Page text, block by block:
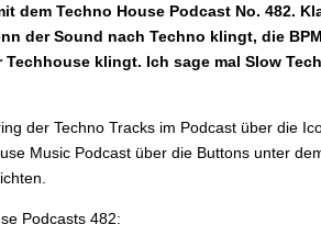
dem Techno House Podcast No. 482.
der Sound nach Techno klingt, die
klingt. Ich sage mal Slow
der Techno Tracks im Podcast über die
Music Podcast über die Buttons unter
Podcasts 482: